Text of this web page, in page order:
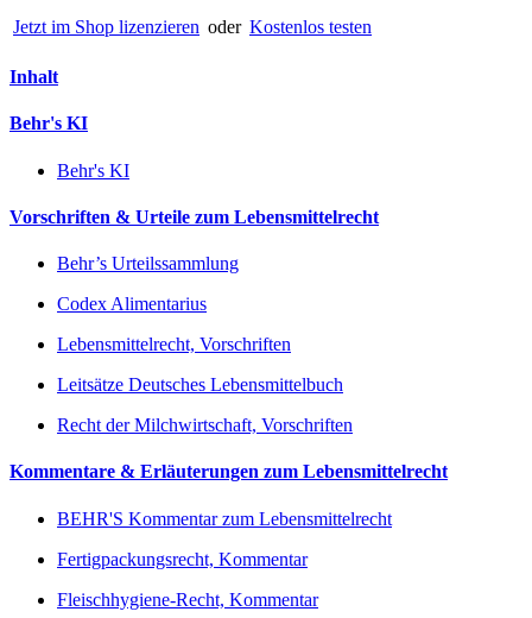
Jetzt im Shop lizenzieren oder Kostenlos testen
Inhalt
Behr's KI
Behr's KI
Vorschriften & Urteile zum Lebensmittelrecht
Behr’s Urteilssammlung
Codex Alimentarius
Lebensmittelrecht, Vorschriften
Leitsätze Deutsches Lebensmittelbuch
Recht der Milchwirtschaft, Vorschriften
Kommentare & Erläuterungen zum Lebensmittelrecht
BEHR'S Kommentar zum Lebensmittelrecht
Fertigpackungsrecht, Kommentar
Fleischhygiene-Recht, Kommentar